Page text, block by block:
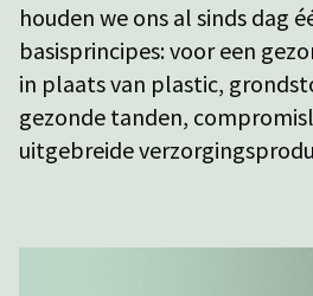
houden we ons al sinds dag
basisprincipes: voor een
in plaats van plastic,
gezonde tanden,
uitgebreide